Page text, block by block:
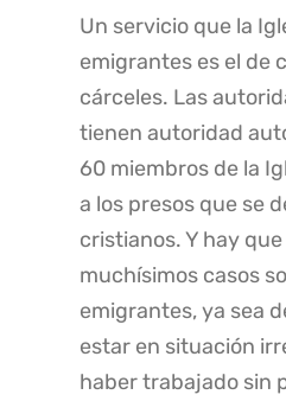
Un servicio que la
emigrantes es el de
cárceles. Las
tienen autoridad
60 miembros de la
a los presos que se
cristianos. Y hay
muchísimos casos
emigrantes, ya sea
estar en situación
haber trabajado sin